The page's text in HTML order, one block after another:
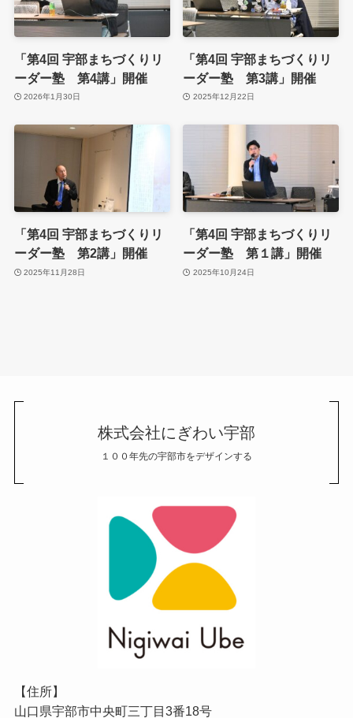
「第4回 宇部まちづくりリ
ーダー塾 第4講」開催
2026年1月30日
「第4回 宇部まちづくりリ
ーダー塾 第3講」開催
2025年12月22日
「第4回 宇部まちづくりリ
ーダー塾 第2講」開催
2025年11月28日
「第4回 宇部まちづくりリ
ーダー塾 第１講」開催
2025年10月24日
株式会社にぎわい宇部
１００年先の宇部市をデザインする
【住所】
山口県宇部市中央町三丁目3番18号